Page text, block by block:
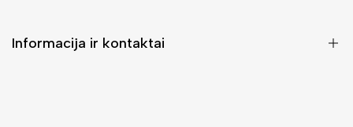
Informacija ir kontaktai